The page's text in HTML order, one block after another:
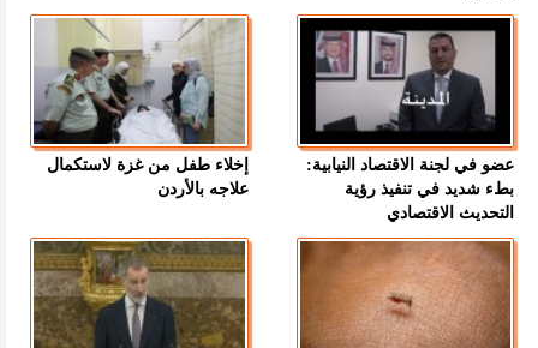
عضو في لجنة الاقتصاد النيابية:
بطء شديد في تنفيذ رؤية
التحديث الاقتصادي
إخلاء طفل من غزة لاستكمال
علاجه بالأردن